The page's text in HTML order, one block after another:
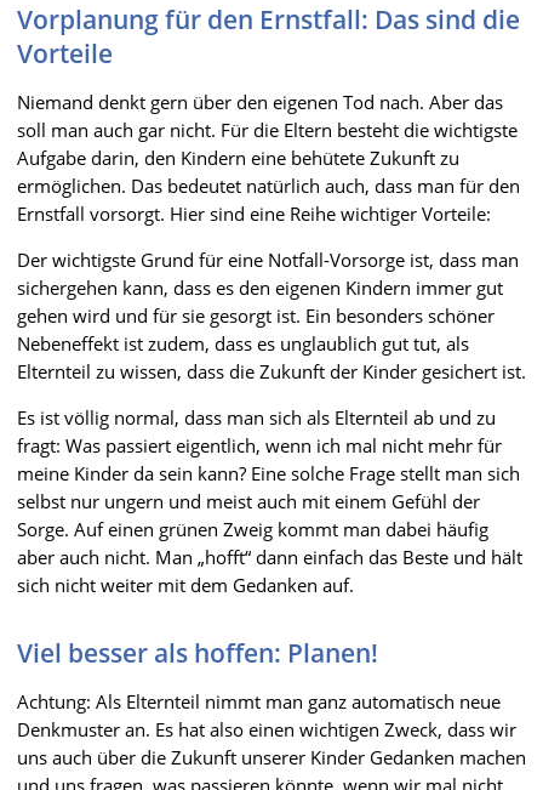
Vorplanung für den Ernstfall: Das sind die
Vorteile
Niemand denkt gern über den eigenen Tod nach. Aber das
soll man auch gar nicht. Für die Eltern besteht die wichtigste
Aufgabe darin, den Kindern eine behütete Zukunft zu
ermöglichen. Das bedeutet natürlich auch, dass man für den
Ernstfall vorsorgt. Hier sind eine Reihe wichtiger Vorteile:
Der wichtigste Grund für eine Notfall-Vorsorge ist, dass man
sichergehen kann, dass es den eigenen Kindern immer gut
gehen wird und für sie gesorgt ist. Ein besonders schöner
Nebeneffekt ist zudem, dass es unglaublich gut tut, als
Elternteil zu wissen, dass die Zukunft der Kinder gesichert ist.
Es ist völlig normal, dass man sich als Elternteil ab und zu
fragt: Was passiert eigentlich, wenn ich mal nicht mehr für
meine Kinder da sein kann? Eine solche Frage stellt man sich
selbst nur ungern und meist auch mit einem Gefühl der
Sorge. Auf einen grünen Zweig kommt man dabei häufig
aber auch nicht. Man „hofft“ dann einfach das Beste und hält
sich nicht weiter mit dem Gedanken auf.
Viel besser als hoffen: Planen!
Achtung: Als Elternteil nimmt man ganz automatisch neue
Denkmuster an. Es hat also einen wichtigen Zweck, dass wir
uns auch über die Zukunft unserer Kinder Gedanken machen
und uns fragen, was passieren könnte, wenn wir mal nicht